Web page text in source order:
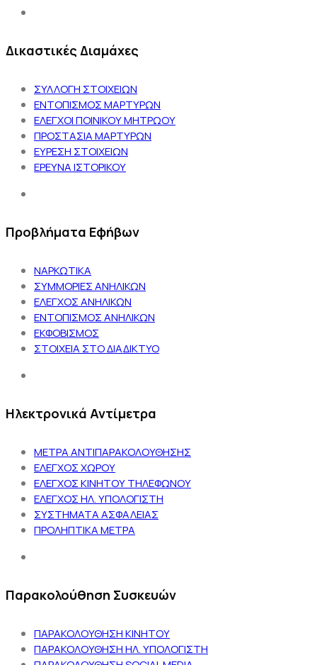
Δικαστικές Διαμάχες
ΣΥΛΛΟΓΗ ΣΤΟΙΧΕΙΩΝ
ΕΝΤΟΠΙΣΜΟΣ ΜΑΡΤΥΡΩΝ
ΕΛΕΓΧΟΙ ΠΟΙΝΙΚΟΥ ΜΗΤΡΩΟΥ
ΠΡΟΣΤΑΣΙΑ ΜΑΡΤΥΡΩΝ
ΕΥΡΕΣΗ ΣΤΟΙΧΕΙΩΝ
ΕΡΕΥΝΑ ΙΣΤΟΡΙΚΟΥ
Προβλήματα Εφήβων
ΝΑΡΚΩΤΙΚΑ
ΣΥΜΜΟΡΙΕΣ ΑΝΗΛΙΚΩΝ
ΕΛΕΓΧΟΣ ΑΝΗΛΙΚΩΝ
ΕΝΤΟΠΙΣΜΟΣ ΑΝΗΛΙΚΩΝ
ΕΚΦΟΒΙΣΜΟΣ
ΣΤΟΙΧΕΙΑ ΣΤΟ ΔΙΑΔΙΚΤΥΟ
Ηλεκτρονικά Αντίμετρα
ΜΕΤΡΑ ΑΝΤΙΠΑΡΑΚΟΛΟΥΘΗΣΗΣ
ΕΛΕΓΧΟΣ ΧΩΡΟΥ
ΕΛΕΓΧΟΣ ΚΙΝΗΤΟΥ ΤΗΛΕΦΩΝΟΥ
ΕΛΕΓΧΟΣ ΗΛ. ΥΠΟΛΟΓΙΣΤΗ
ΣΥΣΤΗΜΑΤΑ ΑΣΦΑΛΕΙΑΣ
ΠΡΟΛΗΠΤΙΚΑ ΜΕΤΡΑ
Παρακολούθηση Συσκευών
ΠΑΡΑΚΟΛΟΥΘΗΣΗ ΚΙΝΗΤΟΥ
ΠΑΡΑΚΟΛΟΥΘΗΣΗ ΗΛ. ΥΠΟΛΟΓΙΣΤΗ